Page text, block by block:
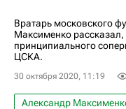
Вратарь московского
Максименко рассказал,
принципиального
ЦСКА.
30 октября 2020, 11:19
Александр